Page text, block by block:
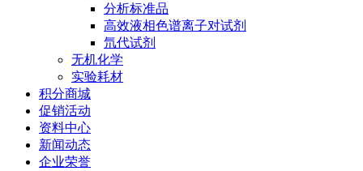
分析标准品
高效液相色谱离子对试剂
氘代试剂
无机化学
实验耗材
积分商城
促销活动
资料中心
新闻动态
企业荣誉